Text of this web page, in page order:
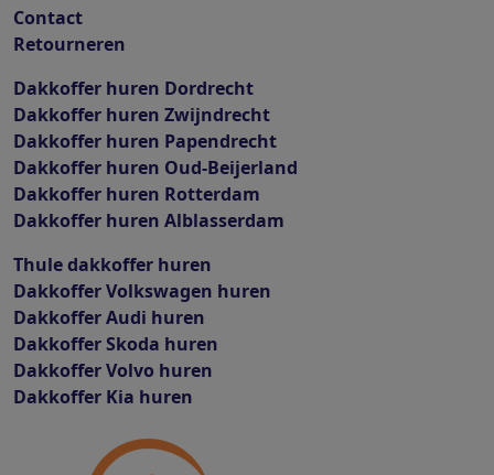
Contact
Retourneren
Dakkoffer huren Dordrecht
Dakkoffer huren Zwijndrecht
Dakkoffer huren Papendrecht
Dakkoffer huren Oud-Beijerland
Dakkoffer huren Rotterdam
Dakkoffer huren Alblasserdam
Thule dakkoffer huren
Dakkoffer Volkswagen huren
Dakkoffer Audi huren
Dakkoffer Skoda huren
Dakkoffer Volvo huren
Dakkoffer Kia huren